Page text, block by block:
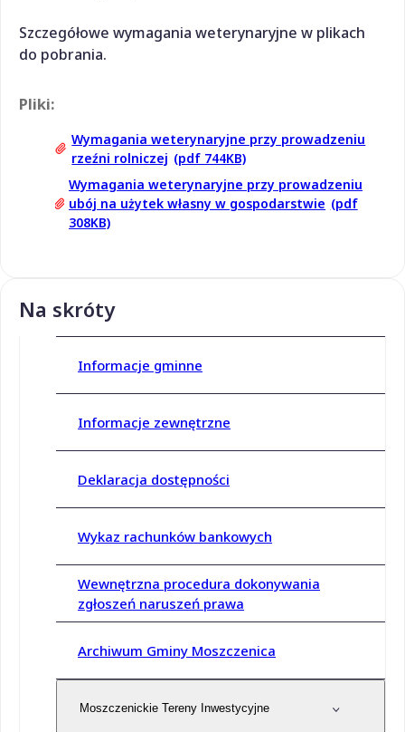
Szczegółowe wymagania weterynaryjne w plikach
do pobrania.
Pliki:
Wymagania weterynaryjne przy prowadzeniu
rzeźni rolniczej (pdf 744KB)
Wymagania weterynaryjne przy prowadzeniu
ubój na użytek własny w gospodarstwie (pdf
308KB)
Na skróty
Informacje gminne
Informacje zewnętrzne
Deklaracja dostępności
Wykaz rachunków bankowych
Wewnętrzna procedura dokonywania
zgłoszeń naruszeń prawa
Archiwum Gminy Moszczenica
Moszczenickie Tereny Inwestycyjne